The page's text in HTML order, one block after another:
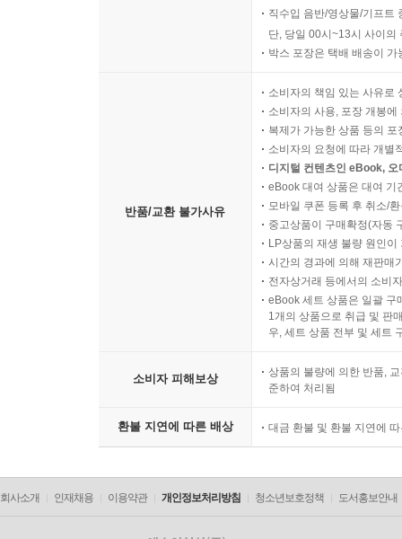
직수입 음반/영상물/기프트
단, 당일 00시~13시 사이의
박스 포장은 택배 배송이
반품/교환 불가사유
소비자의 책임 있는 사유로
소비자의 사용, 포장 개봉
복제가 가능한 상품 등의
소비자의 요청에 따라 개별
디지털 컨텐츠인 eBook,
eBook 대여 상품은 대여 기
모바일 쿠폰 등록 후 취소/
중고상품이 구매확정(자동
LP상품의 재생 불량 원인
시간의 경과에 의해 재판매
전자상거래 등에서의 소비
eBook 세트 상품은 일괄 구
1개의 상품으로 취급 및 판
우, 세트 상품 전부 및 세트
소비자 피해보상
상품의 불량에 의한 반품,
준하여 처리됨
환불 지연에 따른 배상 대금 환불 및 환불 지연에
회사소개 인재채용 이용약관 개인정보처리방침 청소년보호정책 도서홍보안내